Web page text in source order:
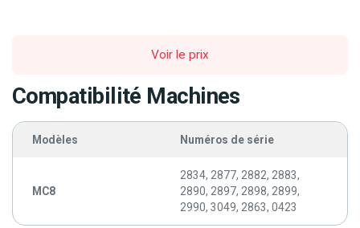
Voir le prix
Compatibilité Machines
Modèles Numéros de série
MC8
2834, 2877, 2882, 2883,
2890, 2897, 2898, 2899,
2990, 3049, 2863, 0423